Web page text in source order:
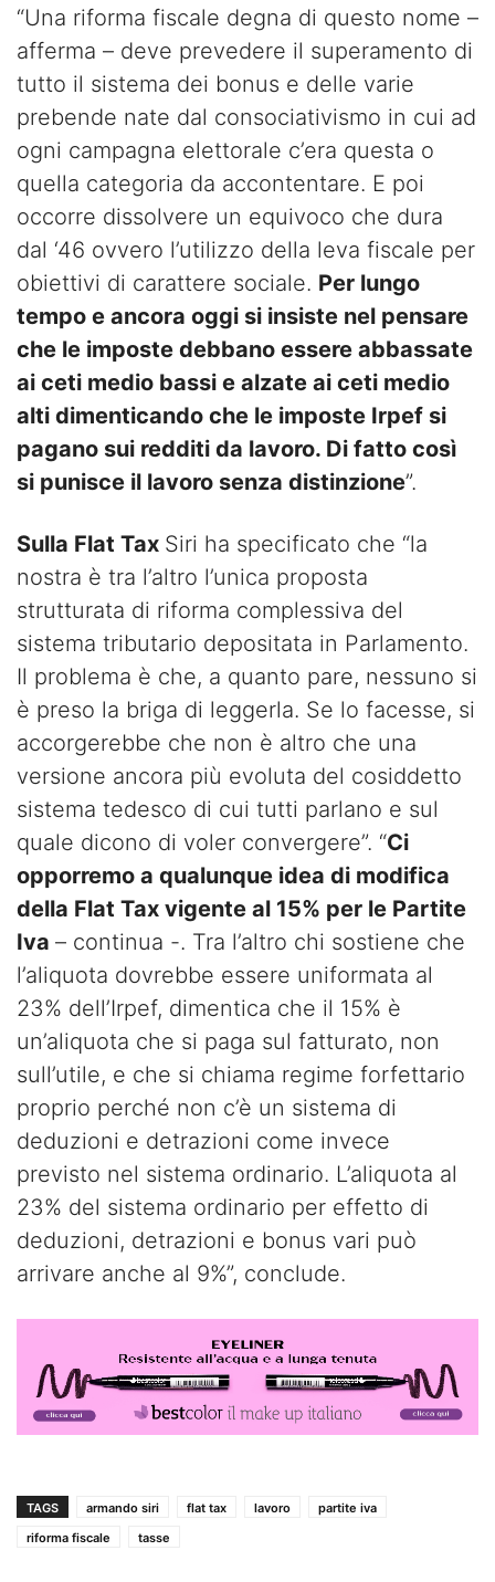
“Una riforma fiscale degna di questo nome –
afferma – deve prevedere il superamento di
tutto il sistema dei bonus e delle varie
prebende nate dal consociativismo in cui ad
ogni campagna elettorale c’era questa o
quella categoria da accontentare. E poi
occorre dissolvere un equivoco che dura
dal ‘46 ovvero l’utilizzo della leva fiscale per
obiettivi di carattere sociale. Per lungo
tempo e ancora oggi si insiste nel pensare
che le imposte debbano essere abbassate
ai ceti medio bassi e alzate ai ceti medio
alti dimenticando che le imposte Irpef si
pagano sui redditi da lavoro. Di fatto così
si punisce il lavoro senza distinzione”.
Sulla Flat Tax Siri ha specificato che “la
nostra è tra l’altro l’unica proposta
strutturata di riforma complessiva del
sistema tributario depositata in Parlamento.
Il problema è che, a quanto pare, nessuno si
è preso la briga di leggerla. Se lo facesse, si
accorgerebbe che non è altro che una
versione ancora più evoluta del cosiddetto
sistema tedesco di cui tutti parlano e sul
quale dicono di voler convergere”. “Ci
opporremo a qualunque idea di modifica
della Flat Tax vigente al 15% per le Partite
Iva – continua -. Tra l’altro chi sostiene che
l’aliquota dovrebbe essere uniformata al
23% dell’Irpef, dimentica che il 15% è
un’aliquota che si paga sul fatturato, non
sull’utile, e che si chiama regime forfettario
proprio perché non c’è un sistema di
deduzioni e detrazioni come invece
previsto nel sistema ordinario. L’aliquota al
23% del sistema ordinario per effetto di
deduzioni, detrazioni e bonus vari può
arrivare anche al 9%”, conclude.
TAGS armando siri flat tax lavoro
partite iva
riforma fiscale
tasse